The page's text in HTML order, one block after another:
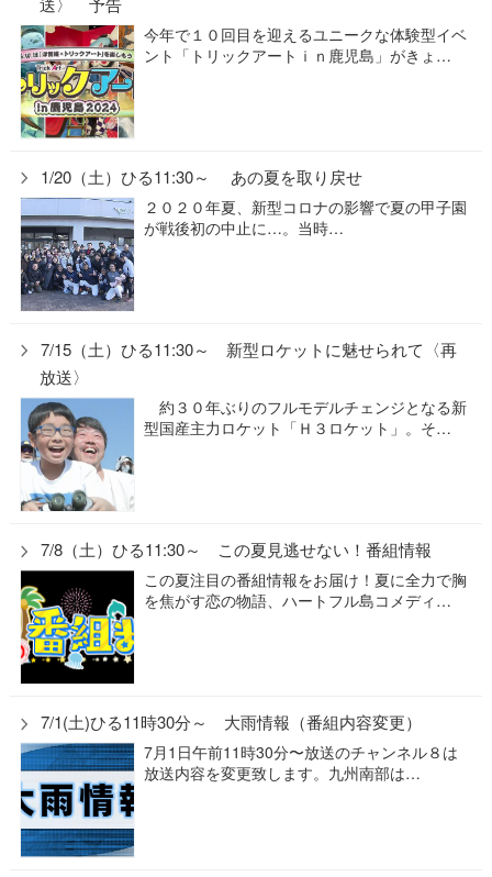
今年で１０回目を迎えるユニークな体験型イベ
ント「トリックアートｉｎ鹿児島」がきょ…
1/20（土）ひる11:30～ あの夏を取り戻せ
２０２０年夏、新型コロナの影響で夏の甲子園
が戦後初の中止に…。当時…
7/15（土）ひる11:30～ 新型ロケットに魅せられて〈再
放送〉
約３０年ぶりのフルモデルチェンジとなる新
型国産主力ロケット「Ｈ３ロケット」。そ…
7/8（土）ひる11:30～ この夏見逃せない！番組情報
この夏注目の番組情報をお届け！夏に全力で胸
を焦がす恋の物語、ハートフル島コメディ…
7/1(土)ひる11時30分～ 大雨情報（番組内容変更）
7月1日午前11時30分〜放送のチャンネル８は
放送内容を変更致します。九州南部は…